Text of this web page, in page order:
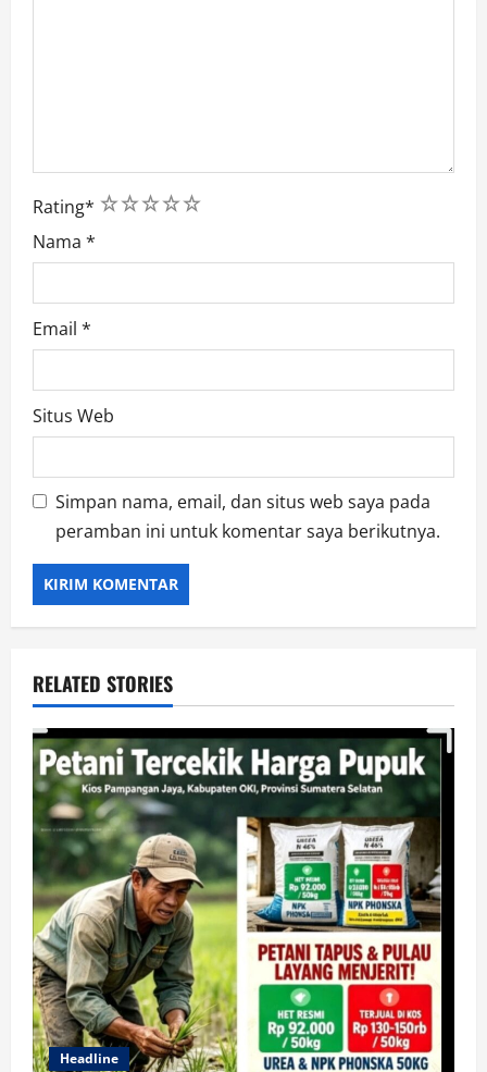
Rating* 5
4
3
2
1
Nama *
Email *
Situs Web
Simpan nama, email, dan situs web saya pada
peramban ini untuk komentar saya berikutnya.
RELATED STORIES
Headline